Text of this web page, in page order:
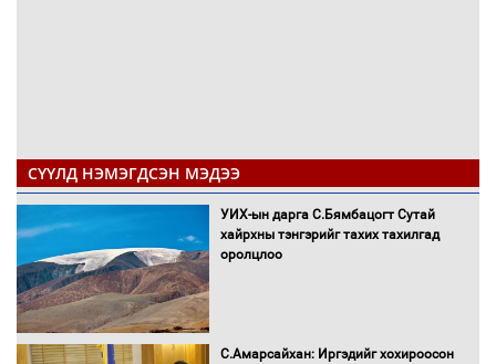
СҮҮЛД НЭМЭГДСЭН МЭДЭЭ
УИХ-ын дарга С.Бямбацогт Сутай
хайрхны тэнгэрийг тахих тахилгад
оролцлоо
С.Амарсайхан: Иргэдийг хохироосон